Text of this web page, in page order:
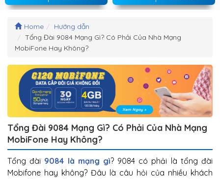
Home
Hướng dẫn
Tổng Đài 9084 Mạng Gì? Có Phải Của Nhà Mạng
MobiFone Hay Không?
Tổng Đài 9084 Mạng Gì? Có Phải Của Nhà Mạng
MobiFone Hay Không?
Tổng đài 9084 là mạng gì? 9084 có phải là tổng đài
Mobifone hay không? Đâu là câu hỏi của nhiều khách